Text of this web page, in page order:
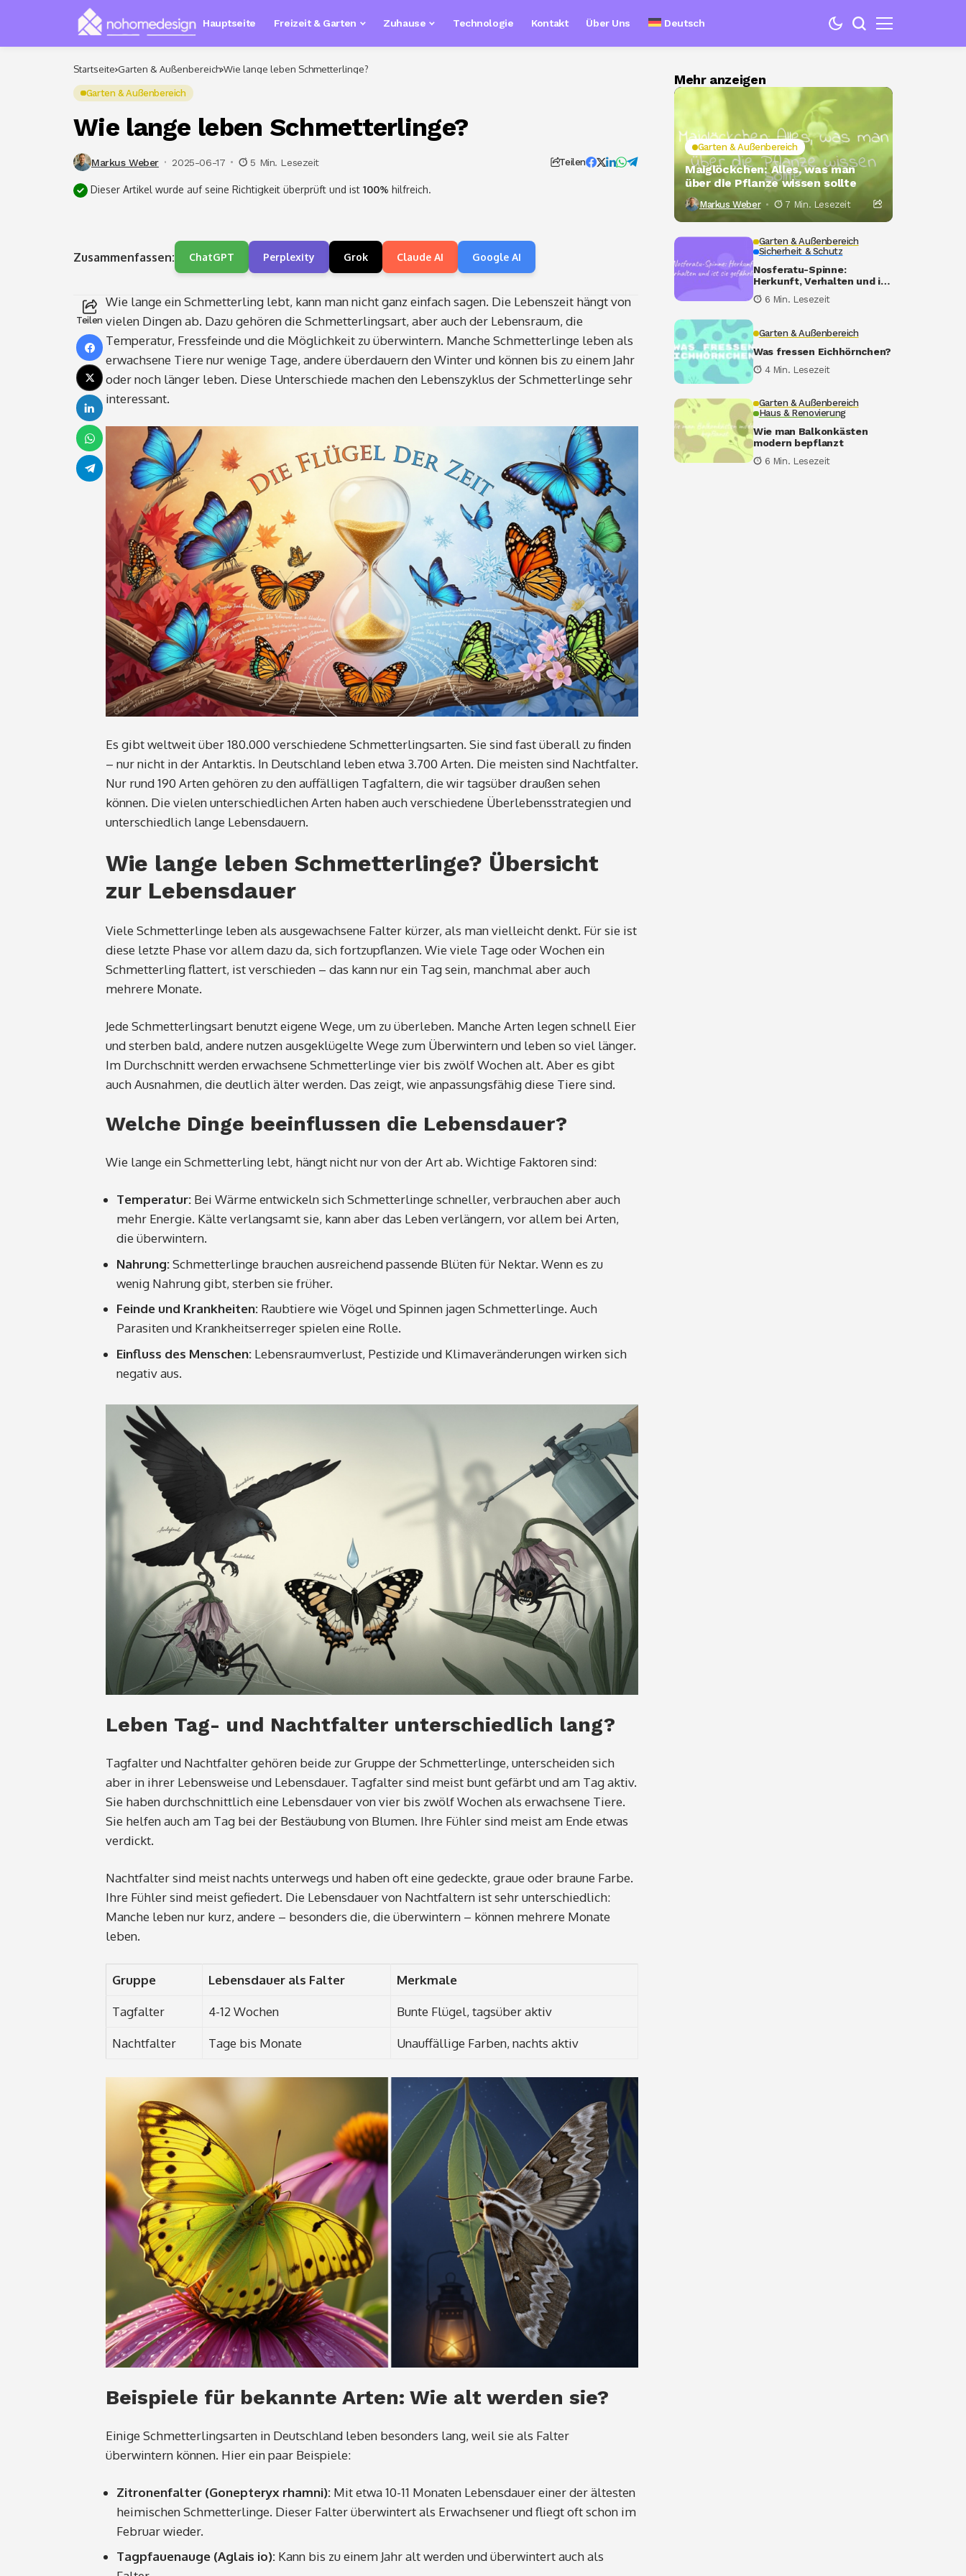
Hauptseite Freizeit & Garten Zuhause Technologie Kontakt Über Uns Deutsch
Startseite Garten & Außenbereich Wie lange leben Schmetterlinge?
Garten & Außenbereich
Wie lange leben Schmetterlinge?
Markus Weber 2025-06-17 5 Min. Lesezeit Teilen
Dieser Artikel wurde auf seine Richtigkeit überprüft und ist 100% hilfreich.
Zusammenfassen: ChatGPT Perplexity Grok Claude AI Google AI
Teilen
Wie lange ein Schmetterling lebt, kann man nicht ganz einfach sagen. Die Lebenszeit hängt von
vielen Dingen ab. Dazu gehören die Schmetterlingsart, aber auch der Lebensraum, die
Temperatur, Fressfeinde und die Möglichkeit zu überwintern. Manche Schmetterlinge leben als
erwachsene Tiere nur wenige Tage, andere überdauern den Winter und können bis zu einem Jahr
oder noch länger leben. Diese Unterschiede machen den Lebenszyklus der Schmetterlinge sehr
interessant.
Es gibt weltweit über 180.000 verschiedene Schmetterlingsarten. Sie sind fast überall zu finden
– nur nicht in der Antarktis. In Deutschland leben etwa 3.700 Arten. Die meisten sind Nachtfalter.
Nur rund 190 Arten gehören zu den auffälligen Tagfaltern, die wir tagsüber draußen sehen
können. Die vielen unterschiedlichen Arten haben auch verschiedene Überlebensstrategien und
unterschiedlich lange Lebensdauern.
Wie lange leben Schmetterlinge? Übersicht
zur Lebensdauer
Viele Schmetterlinge leben als ausgewachsene Falter kürzer, als man vielleicht denkt. Für sie ist
diese letzte Phase vor allem dazu da, sich fortzupflanzen. Wie viele Tage oder Wochen ein
Schmetterling flattert, ist verschieden – das kann nur ein Tag sein, manchmal aber auch
mehrere Monate.
Jede Schmetterlingsart benutzt eigene Wege, um zu überleben. Manche Arten legen schnell Eier
und sterben bald, andere nutzen ausgeklügelte Wege zum Überwintern und leben so viel länger.
Im Durchschnitt werden erwachsene Schmetterlinge vier bis zwölf Wochen alt. Aber es gibt
auch Ausnahmen, die deutlich älter werden. Das zeigt, wie anpassungsfähig diese Tiere sind.
Welche Dinge beeinflussen die Lebensdauer?
Wie lange ein Schmetterling lebt, hängt nicht nur von der Art ab. Wichtige Faktoren sind:
Temperatur: Bei Wärme entwickeln sich Schmetterlinge schneller, verbrauchen aber auch
mehr Energie. Kälte verlangsamt sie, kann aber das Leben verlängern, vor allem bei Arten,
die überwintern.
Nahrung:Schmetterlinge brauchen ausreichend passende Blüten für Nektar. Wenn es zu
wenig Nahrung gibt, sterben sie früher.
Feinde und Krankheiten: Raubtiere wie Vögel und Spinnen jagen Schmetterlinge. Auch
Parasiten und Krankheitserreger spielen eine Rolle.
Einfluss des Menschen: Lebensraumverlust, Pestizide und Klimaveränderungen wirken sich
negativ aus.
Leben Tag- und Nachtfalter unterschiedlich lang?
Tagfalter und Nachtfalter gehören beide zur Gruppe der Schmetterlinge, unterscheiden sich
aber in ihrer Lebensweise und Lebensdauer. Tagfalter sind meist bunt gefärbt und am Tag aktiv.
Sie haben durchschnittlich eine Lebensdauer von vier bis zwölf Wochen als erwachsene Tiere.
Sie helfen auch am Tag bei der Bestäubung von Blumen. Ihre Fühler sind meist am Ende etwas
verdickt.
Nachtfalter sind meist nachts unterwegs und haben oft eine gedeckte, graue oder braune Farbe.
Ihre Fühler sind meist gefiedert. Die Lebensdauer von Nachtfaltern ist sehr unterschiedlich:
Manche leben nur kurz, andere – besonders die, die überwintern – können mehrere Monate
leben.
Gruppe Lebensdauer als Falter Merkmale
Tagfalter 4-12 Wochen Bunte Flügel, tagsüber aktiv
Nachtfalter Tage bis Monate Unauffällige Farben, nachts aktiv
Beispiele für bekannte Arten: Wie alt werden sie?
Einige Schmetterlingsarten in Deutschland leben besonders lang, weil sie als Falter
überwintern können. Hier ein paar Beispiele:
Zitronenfalter (Gonepteryx rhamni): Mit etwa 10-11 Monaten Lebensdauer einer der ältesten
heimischen Schmetterlinge. Dieser Falter überwintert als Erwachsener und fliegt oft schon im
Februar wieder.
Tagpfauenauge (Aglais io): Kann bis zu einem Jahr alt werden und überwintert auch als
Mehr anzeigen
Garten & Außenbereich
Maiglöckchen: Alles, was man
über die Pflanze wissen sollte
Markus Weber 7 Min. Lesezeit
Garten & Außenbereich
Sicherheit & Schutz
Nosferatu-Spinne:
Herkunft, Verhalten und ist
sie gefährlich?
6 Min. Lesezeit
Garten & Außenbereich
Was fressen Eichhörnchen?
4 Min. Lesezeit
Garten & Außenbereich
Haus & Renovierung
Wie man Balkonkästen
modern bepflanzt
6 Min. Lesezeit